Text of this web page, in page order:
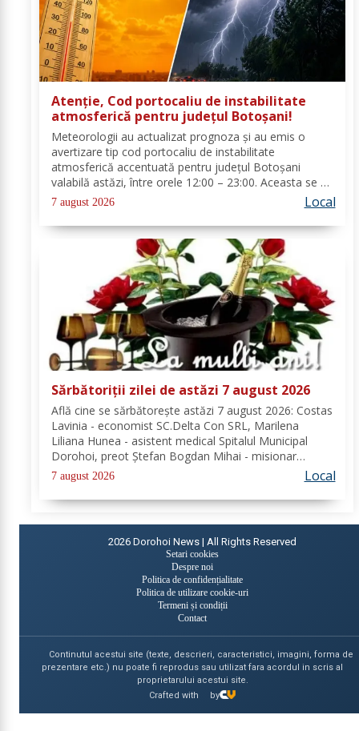
Atenție, Cod portocaliu de instabilitate
atmosferică pentru județul Botoșani!
Meteorologii au actualizat prognoza și au emis o
avertizare tip cod portocaliu de instabilitate
atmosferică accentuată pentru județul Botoșani
valabilă astăzi, între orele 12:00 – 23:00. Aceasta se va
manifesta prin intensificări ale vântului, vijelii puternice
(rafale de 70...90 km/h), averse...
7 august 2026 Local
Sărbătoriții zilei de astăzi 7 august 2026
Află cine se sărbătoreşte astăzi 7 august 2026: Costas
Lavinia - economist SC.Delta Con SRL, Marilena
Liliana Hunea - asistent medical Spitalul Municipal
Dorohoi, preot Ștefan Bogdan Mihai - misionar
protopopesc Protopopiatul Dorohoi, Marcela Simona
Vieru - profesor Grup Școlar Alexandru Vlahuță...
7 august 2026 Local
2026 Dorohoi News | All Rights Reserved
Setari cookies
Despre noi
Politica de confidențialitate
Politica de utilizare cookie-uri
Termeni și condiții
Contact
Continutul acestui site (texte, descrieri, caracteristici, imagini, forma de
prezentare etc.) nu poate fi reprodus sau utilizat fara acordul in scris al
proprietarului acestui site.
Crafted with
by